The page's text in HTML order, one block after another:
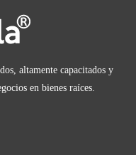
altamente capacitados y
en bienes raíces.